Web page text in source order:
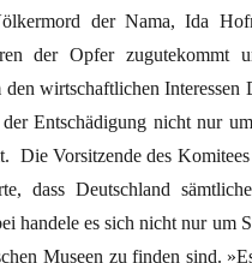
der Nama, Ida
der Opfer
wirtschaftlichen Interessen
Entschädigung nicht nur
Die Vorsitzende des
dass Deutschland
handele es sich nicht nur um
Museen zu finden sind.